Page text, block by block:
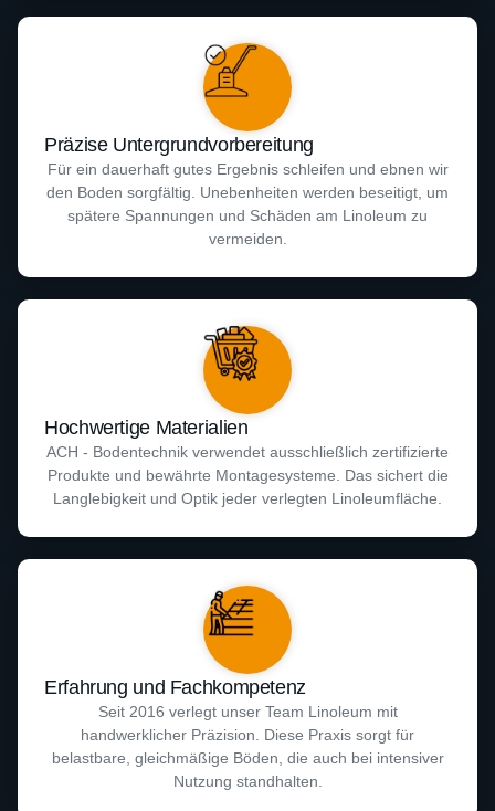
Präzise Untergrundvorbereitung
Für ein dauerhaft gutes Ergebnis schleifen und ebnen wir
den Boden sorgfältig. Unebenheiten werden beseitigt, um
spätere Spannungen und Schäden am Linoleum zu
vermeiden.
Hochwertige Materialien
ACH - Bodentechnik verwendet ausschließlich zertifizierte
Produkte und bewährte Montagesysteme. Das sichert die
Langlebigkeit und Optik jeder verlegten Linoleumfläche.
Erfahrung und Fachkompetenz
Seit 2016 verlegt unser Team Linoleum mit
handwerklicher Präzision. Diese Praxis sorgt für
belastbare, gleichmäßige Böden, die auch bei intensiver
Nutzung standhalten.